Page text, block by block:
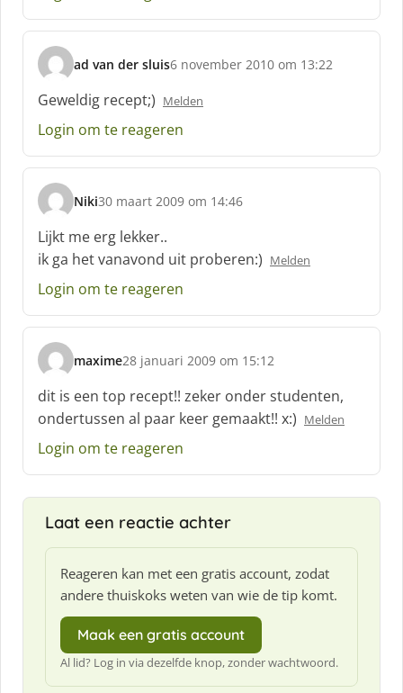
ad van der sluis
s
c
h
r
e
f
:
6 november 2010 om 13:22
Geweldig recept;) Melden
Login om te reageren
Niki
s
c
h
r
e
f
30 maart 2009 om 14:46
Lijkt me erg lekker..
ik ga het vanavond uit proberen:) Melden
Login om te reageren
maxime
s
h
r
e
:
28 januari 2009 om 15:12
dit is een top recept!! zeker onder studenten,
ondertussen al paar keer gemaakt!! x:) Melden
Login om te reageren
Laat een reactie achter
Reageren kan met een gratis account, zodat
andere thuiskoks weten van wie de tip komt.
Maak een gratis account
Al lid? Log in via dezelfde knop, zonder wachtwoord.